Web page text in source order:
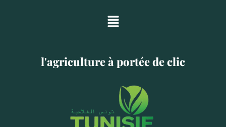
l'agriculture à portée de clic